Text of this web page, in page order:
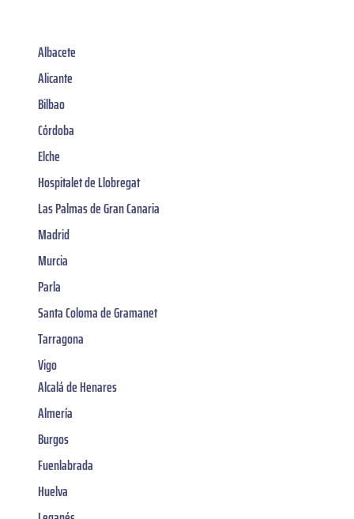
Albacete
Alicante
Bilbao
Córdoba
Elche
Hospitalet de Llobregat
Las Palmas de Gran Canaria
Madrid
Murcia
Parla
Santa Coloma de Gramanet
Tarragona
Vigo
Alcalá de Henares
Almería
Burgos
Fuenlabrada
Huelva